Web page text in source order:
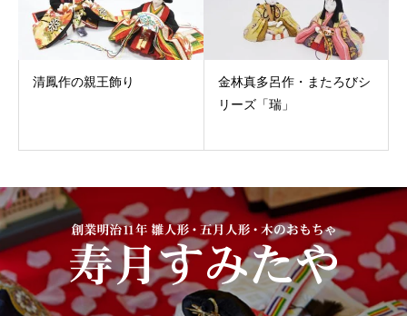
清鳳作の親王飾り️‍
金林真多呂作・またろびシ
リーズ「瑞」